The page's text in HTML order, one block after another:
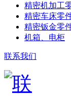
精密机加工
精密车床零
精密钣金零
机箱、电柜
联系我们